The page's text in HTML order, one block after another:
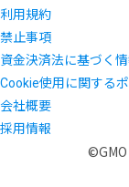
利用規約
禁止事項
資金決済法に基づく
Cookie使用に関する
会社概要
採用情報